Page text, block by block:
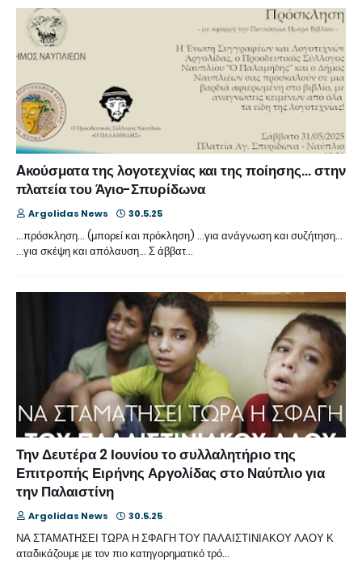
Aκούσματα της λογοτεχνίας και της ποίησης… στην
πλατεία του Άγιο-Σπυρίδωνα
Argolidas News 30.5.25
…πρόσκληση… (μπορεί και πρόκληση) …για ανάγνωση και συζήτηση…
…για σκέψη και απόλαυση… Σ άββατ…
Την Δευτέρα 2 Ιουνίου το συλλαλητήριο της
Επιτροπής Ειρήνης Αργολίδας στο Ναύπλιο για
την Παλαιστίνη
Argolidas News 30.5.25
ΝΑ ΣΤΑΜΑΤΗΣΕΙ ΤΩΡΑ Η ΣΦΑΓΗ ΤΟΥ ΠΑΛΑΙΣΤΙΝΙΑΚΟΥ ΛΑΟΥ Κ
αταδικάζουμε με τον πιο κατηγορηματικό τρό…